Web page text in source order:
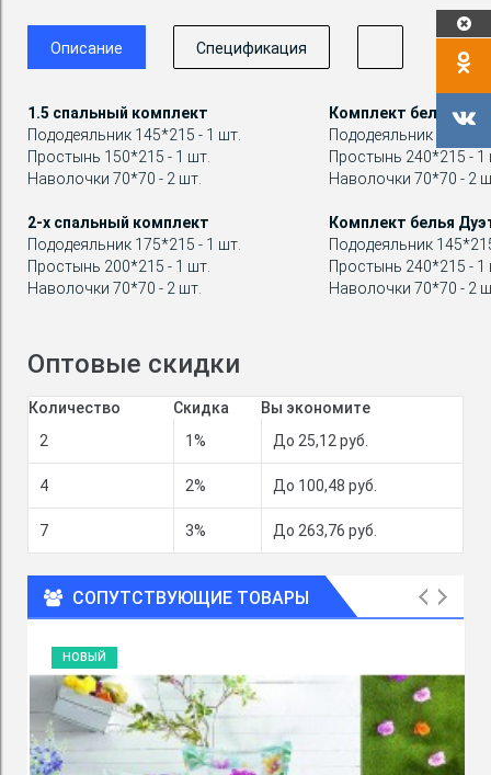
Описание Спецификация
1.5 спальный комплект
Комплект белья
Пододеяльник 145*215 - 1 шт.
Простынь 150*215 - 1 шт.
Наволочки 70*70 - 2 шт.
Пододеяльник
Простынь 240*215 - 1
Наволочки 70*70 - 2
2-х спальный комплект
Комплект белья
Пододеяльник 175*215 - 1 шт.
Простынь 200*215 - 1 шт.
Наволочки 70*70 - 2 шт.
Пододеяльник
Простынь 240*215 - 1
Наволочки 70*70 - 2
Оптовые скидки
Количество Скидка
Вы экономите
2
1% До 25,12 руб.
4 2% До 100,48 руб.
7 3% До 263,76 руб.
СОПУТСТВУЮЩИЕ ТОВАРЫ
НОВЫЙ